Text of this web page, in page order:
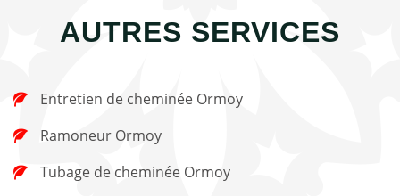
AUTRES SERVICES
Entretien de cheminée Ormoy
Ramoneur Ormoy
Tubage de cheminée Ormoy